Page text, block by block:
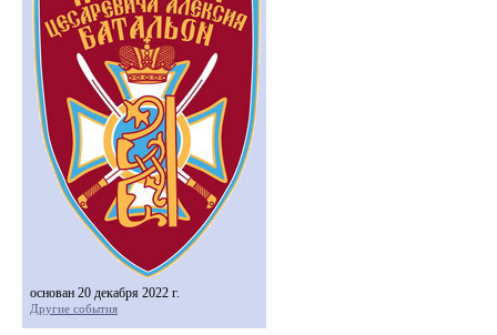
основан 20 декабря 2022 г.
Другие события